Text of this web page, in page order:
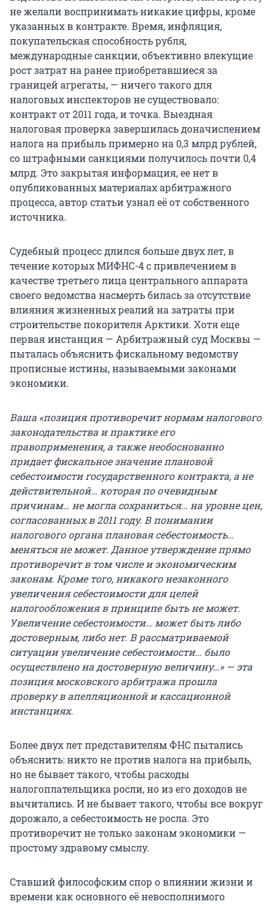
не желали воспринимать никакие цифры, кроме
указанных в контракте. Время, инфляция,
покупательская способность рубля,
международные санкции, объективно влекущие
рост затрат на ранее приобретавшиеся за
границей агрегаты, — ничего такого для
налоговых инспекторов не существовало:
контракт от 2011 года, и точка. Выездная
налоговая проверка завершилась доначислением
налога на прибыль примерно на 0,3 млрд рублей,
со штрафными санкциями получилось почти 0,4
млрд. Это закрытая информация, ее нет в
опубликованных материалах арбитражного
процесса, автор статьи узнал её от собственного
источника.
Судебный процесс длился больше двух лет, в
течение которых МИФНС-4 с привлечением в
качестве третьего лица центрального аппарата
своего ведомства насмерть билась за отсутствие
влияния жизненных реалий на затраты при
строительстве покорителя Арктики. Хотя еще
первая инстанция — Арбитражный суд Москвы —
пыталась объяснить фискальному ведомству
прописные истины, называемыми законами
экономики.
Ваша «позиция противоречит нормам налогового
законодательства и практике его
правоприменения, а также необоснованно
придает фискальное значение плановой
себестоимости государственного контракта, а не
действительной… которая по очевидным
причинам… не могла сохраниться… на уровне цен,
согласованных в 2011 году. В понимании
налогового органа плановая себестоимость…
меняться не может. Данное утверждение прямо
противоречит в том числе и экономическим
законам. Кроме того, никакого незаконного
увеличения себестоимости для целей
налогообложения в принципе быть не может.
Увеличение себестоимости… может быть либо
достоверным, либо нет. В рассматриваемой
ситуации увеличение себестоимости… было
осуществлено на достоверную величину…» — эта
позиция московского арбитража прошла
проверку в апелляционной и кассационной
инстанциях.
Более двух лет представителям ФНС пытались
объяснить: никто не против налога на прибыль,
но не бывает такого, чтобы расходы
налогоплательщика росли, но из его доходов не
вычитались. И не бывает такого, чтобы все вокруг
дорожало, а себестоимость не росла. Это
противоречит не только законам экономики —
простому здравому смыслу.
Ставший философским спор о влиянии жизни и
времени как основного её невосполнимого